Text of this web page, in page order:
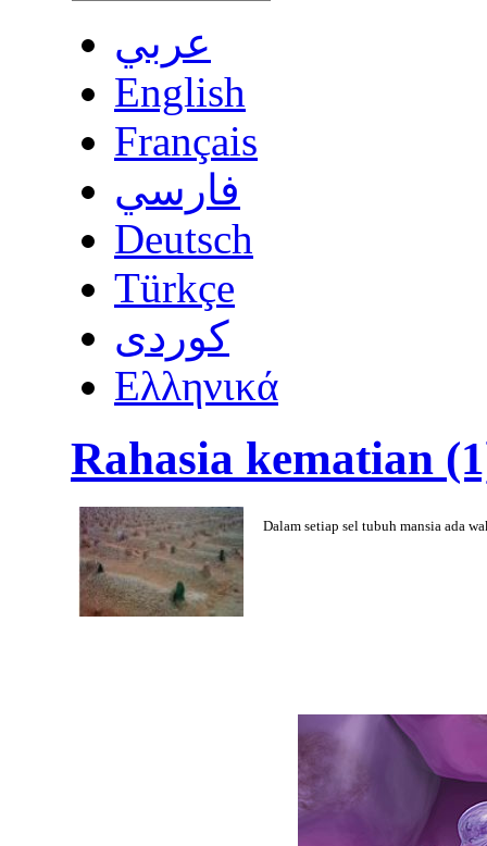
عربي
English
Français
فارسي
Deutsch
Türkçe
كوردى
Ελληνικά
Rahasia kematian
Dalam setiap sel tubuh mansia ada